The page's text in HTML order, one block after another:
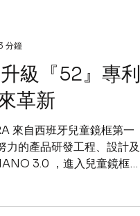
級『52』專利
革新
來自西班牙兒童鏡框第一
的產品研發工程、設計及
3.0 ，進入兒童鏡框新
分鐘